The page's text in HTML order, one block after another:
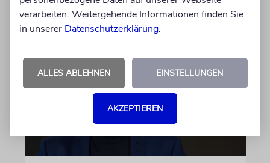
07.08.2026
verarbeiten. Weitergehende Informationen finden Sie
in unserer Datenschutzerklärung.
ALLES ABLEHNEN EINSTELLUNGEN
AKZEPTIEREN